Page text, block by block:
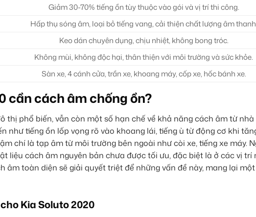
Giảm 30-70% tiếng ồn tùy thuộc vào gói và vị trí thi công.
Hấp thụ sóng âm, loại bỏ tiếng vang, cải thiện chất lượng âm
Keo dán chuyên dụng, chịu nhiệt, không bong tróc.
Không mùi, không độc hại, thân thiện với môi trường và sức khỏe.
Sàn xe, 4 cánh cửa, trần xe, khoang máy, cốp xe, hốc bánh xe.
cần cách âm chống ồn?
thị phổ biến, vẫn còn một số hạn chế về khả năng cách âm từ
như tiếng ồn lốp vọng rõ vào khoang lái, tiếng ù từ động cơ khi
chí là tạp âm từ môi trường bên ngoài như còi xe, tiếng xe máy.
liệu cách âm nguyên bản chưa được tối ưu, đặc biệt là ở các vị trí
âm toàn diện sẽ giải quyết triệt để những vấn đề này, mang lại
Kia Soluto 2020